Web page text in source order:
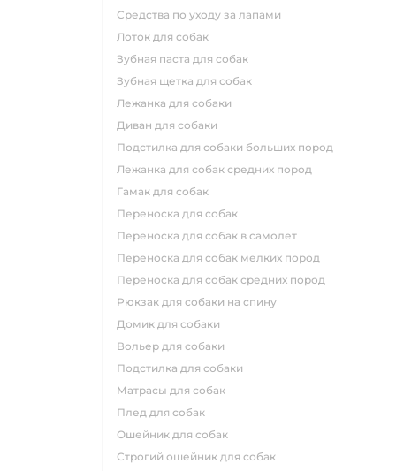
средства по уходу за лапами
лоток для собак
зубная паста для собак
зубная щетка для собак
лежанка для собаки
диван для собаки
подстилка для собаки больших пород
лежанка для собак средних пород
гамак для собак
переноска для собак
переноска для собак в самолет
переноска для собак мелких пород
переноска для собак средних пород
рюкзак для собаки на спину
домик для собаки
вольер для собаки
подстилка для собаки
матрасы для собак
плед для собак
ошейник для собак
строгий ошейник для собак